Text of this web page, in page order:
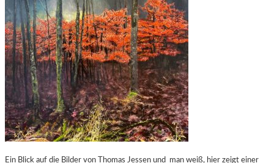
Ein Blick auf die Bilder von Thomas Jessen und man weiß, hier zeigt einer